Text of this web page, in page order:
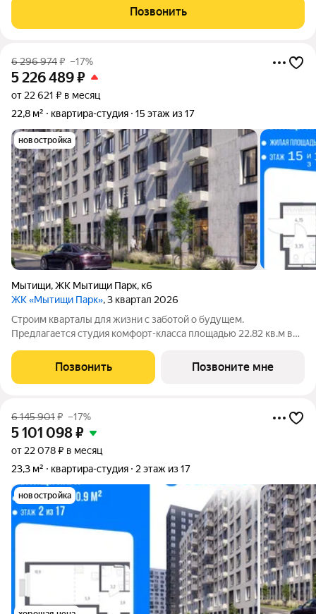
«Специализированный застройщик «КомфортИнвест» на
просторной территории в 49 гектаров.
Позвонить
6 296 974₽ –17%
5 226 489₽
от 22 621 ₽ в месяц
22,8 м²
квартира-студия 15 этаж из 17
новостройка
Мытищи,ЖК Мытищи Парк, к6
ЖК «Мытищи Парк», 3 квартал 2026
Строим кварталы для жизни с заботой о будущем.
Предлагается студия комфорт-класса площадью 22.82 кв.м в
"Мытищи Парк".Квартиру в комплексе на выбор: может быть
как с отделкой, так и без. В
Позвонить Позвоните мне
6 145 901₽ –17%
5 101 098₽
от 22 078 ₽ в месяц
23,3 м²
квартира-студия 2 этаж из 17
новостройка